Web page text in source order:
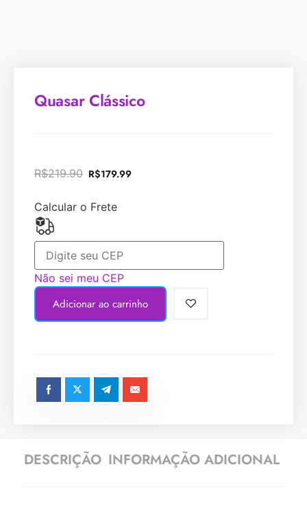
Quasar Clássico
R$219.90 R$179.99
Calcular o Frete
Não sei meu CEP
Adicionar ao carrinho
DESCRIÇÃO INFORMAÇÃO ADICIONAL